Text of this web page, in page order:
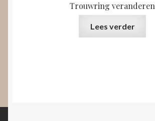
Trouwring veranderen
Lees verder